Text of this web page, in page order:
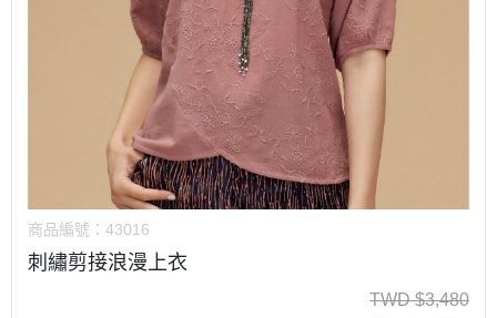
商品編號： 43016
刺繡剪接浪漫上衣
TWD $3,480